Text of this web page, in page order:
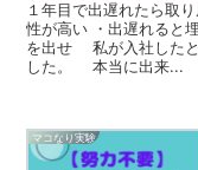
１年目で出遅れたら取
性が高い ・出遅れると
を出せ 私が入社したと
した。 本当に出来...
マコなり実験